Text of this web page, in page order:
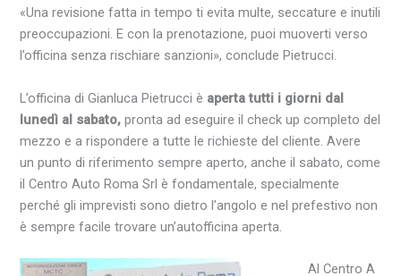
«Una revisione fatta in tempo ti evita multe, seccature e inutili
preoccupazioni. E con la prenotazione, puoi muoverti verso
l’officina senza rischiare sanzioni», conclude Pietrucci.
L’officina di Gianluca Pietrucci è aperta tutti i giorni dal
lunedì al sabato, pronta ad eseguire il check up completo del
mezzo e a rispondere a tutte le richieste del cliente. Avere
un punto di riferimento sempre aperto, anche il sabato, come
il Centro Auto Roma Srl è fondamentale, specialmente
perché gli imprevisti sono dietro l’angolo e nel prefestivo non
è sempre facile trovare un’autofficina aperta.
Al Centro A